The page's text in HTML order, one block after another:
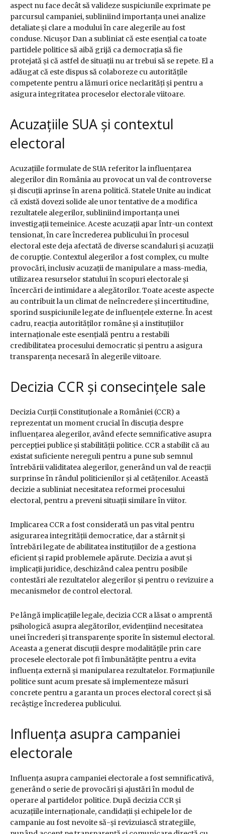
aspect nu face decât să valideze suspiciunile exprimate pe
parcursul campaniei, subliniind importanța unei analize
detaliate și clare a modului în care alegerile au fost
conduse. Nicușor Dan a subliniat că este esențial ca toate
partidele politice să aibă grijă ca democrația să fie
protejată și că astfel de situații nu ar trebui să se repete. El a
adăugat că este dispus să colaboreze cu autoritățile
competente pentru a lămuri orice neclarități și pentru a
asigura integritatea proceselor electorale viitoare.
Acuzațiile SUA și contextul
electoral
Acuzațiile formulate de SUA referitor la influențarea
alegerilor din România au provocat un val de controverse
și discuții aprinse în arena politică. Statele Unite au indicat
că există dovezi solide ale unor tentative de a modifica
rezultatele alegerilor, subliniind importanța unei
investigații temeinice. Aceste acuzații apar într-un context
tensionat, în care încrederea publicului în procesul
electoral este deja afectată de diverse scandaluri și acuzații
de corupție. Contextul alegerilor a fost complex, cu multe
provocări, inclusiv acuzații de manipulare a mass-media,
utilizarea resurselor statului în scopuri electorale și
încercări de intimidare a alegătorilor. Toate aceste aspecte
au contribuit la un climat de neîncredere și incertitudine,
sporind suspiciunile legate de influențele externe. În acest
cadru, reacția autorităților române și a instituțiilor
internaționale este esențială pentru a restabili
credibilitatea procesului democratic și pentru a asigura
transparența necesară în alegerile viitoare.
Decizia CCR și consecințele sale
Decizia Curții Constituționale a României (CCR) a
reprezentat un moment crucial în discuția despre
influențarea alegerilor, având efecte semnificative asupra
percepției publice și stabilității politice. CCR a stabilit că au
existat suficiente nereguli pentru a pune sub semnul
întrebării validitatea alegerilor, generând un val de reacții
surprinse în rândul politicienilor și al cetățenilor. Această
decizie a subliniat necesitatea reformei procesului
electoral, pentru a preveni situații similare în viitor.
Implicarea CCR a fost considerată un pas vital pentru
asigurarea integrității democratice, dar a stârnit și
întrebări legate de abilitatea instituțiilor de a gestiona
eficient și rapid problemele apărute. Decizia a avut și
implicații juridice, deschizând calea pentru posibile
contestări ale rezultatelor alegerilor și pentru o revizuire a
mecanismelor de control electoral.
Pe lângă implicațiile legale, decizia CCR a lăsat o amprentă
psihologică asupra alegătorilor, evidențiind necesitatea
unei încrederi și transparențe sporite în sistemul electoral.
Aceasta a generat discuții despre modalitățile prin care
procesele electorale pot fi îmbunătățite pentru a evita
influența externă și manipularea rezultatelor. Formațiunile
politice sunt acum presate să implementeze măsuri
concrete pentru a garanta un proces electoral corect și să
recâștige încrederea publicului.
Influența asupra campaniei
electorale
Influența asupra campaniei electorale a fost semnificativă,
generând o serie de provocări și ajustări în modul de
operare al partidelor politice. După decizia CCR și
acuzațiile internaționale, candidații și echipele lor de
campanie au fost nevoite să-și revizuiască strategiile,